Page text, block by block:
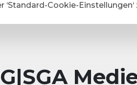
‘Standard-Cookie-Einstellungen‘